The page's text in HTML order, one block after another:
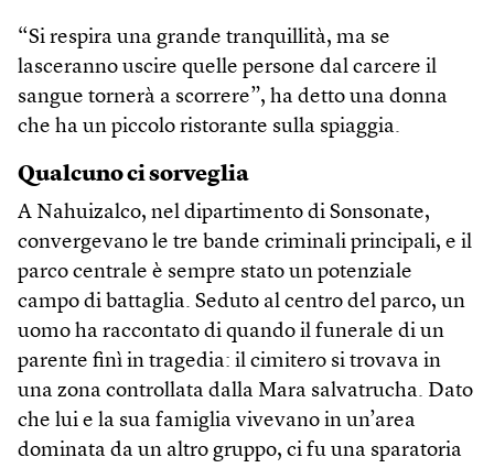
“Si respira una grande tranquillità, ma se
lasceranno uscire quelle persone dal carcere il
sangue tornerà a scorrere”, ha detto una donna
che ha un piccolo ristorante sulla spiaggia.
Qualcuno ci sorveglia
A Nahuizalco, nel dipartimento di Sonsonate,
convergevano le tre bande criminali principali, e il
parco centrale è sempre stato un potenziale
campo di battaglia. Seduto al centro del parco, un
uomo ha raccontato di quando il funerale di un
parente finì in tragedia: il cimitero si trovava in
una zona controllata dalla Mara salvatrucha. Dato
che lui e la sua famiglia vivevano in un’area
dominata da un altro gruppo, ci fu una sparatoria